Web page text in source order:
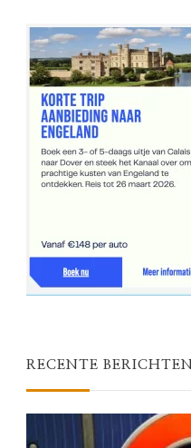
RECENTE BERICHTEN